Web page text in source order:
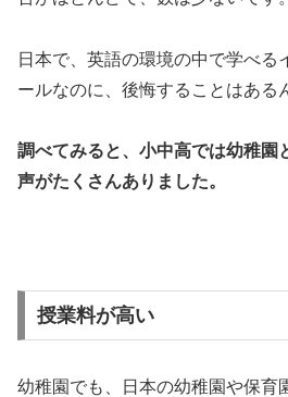
日本で、英語の環境の中で学べる
ールなのに、後悔することはある
調べてみると、小中高では幼稚園
声がたくさんありました。
授業料が高い
幼稚園でも、日本の幼稚園や保育